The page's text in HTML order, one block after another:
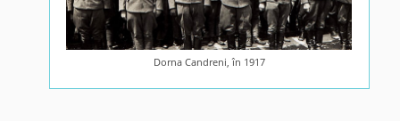
Dorna Candreni, în 1917